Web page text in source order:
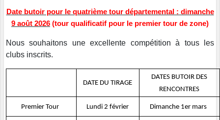
Date butoir pour le quatrième tour départemental : dimanche
9 août 2026 (tour qualificatif pour le premier tour de zone)
Nous souhaitons une excellente compétition à tous les
clubs inscrits.
DATE DU TIRAGE
DATES BUTOIR DES
RENCONTRES
Premier Tour Lundi 2 février Dimanche 1er mars